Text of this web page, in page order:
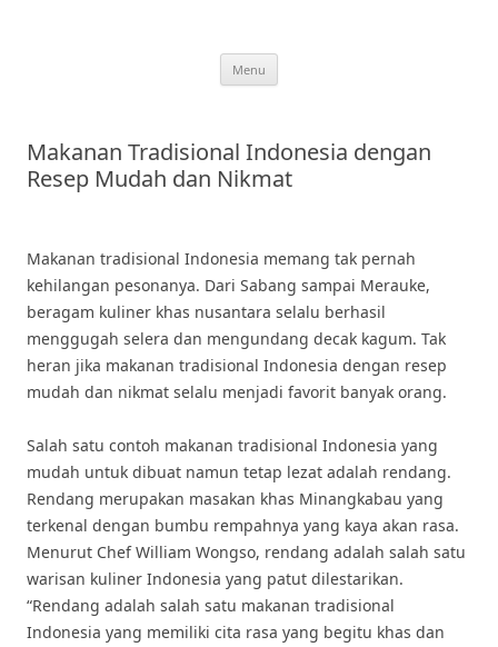
Menu
Makanan Tradisional Indonesia dengan
Resep Mudah dan Nikmat
Makanan tradisional Indonesia memang tak pernah
kehilangan pesonanya. Dari Sabang sampai Merauke,
beragam kuliner khas nusantara selalu berhasil
menggugah selera dan mengundang decak kagum. Tak
heran jika makanan tradisional Indonesia dengan resep
mudah dan nikmat selalu menjadi favorit banyak orang.
Salah satu contoh makanan tradisional Indonesia yang
mudah untuk dibuat namun tetap lezat adalah rendang.
Rendang merupakan masakan khas Minangkabau yang
terkenal dengan bumbu rempahnya yang kaya akan rasa.
Menurut Chef William Wongso, rendang adalah salah satu
warisan kuliner Indonesia yang patut dilestarikan.
“Rendang adalah salah satu makanan tradisional
Indonesia yang memiliki cita rasa yang begitu khas dan